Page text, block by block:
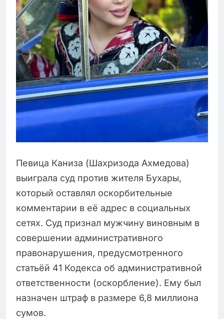
Певица Каниза (Шахризода Ахмедова)
выиграла суд против жителя Бухары,
который оставлял оскорбительные
комментарии в её адрес в социальных
сетях. Суд признал мужчину виновным в
совершении административного
правонарушения, предусмотренного
статьёй 41 Кодекса об административной
ответственности (оскорбление). Ему был
назначен штраф в размере 6,8 миллиона
сумов.